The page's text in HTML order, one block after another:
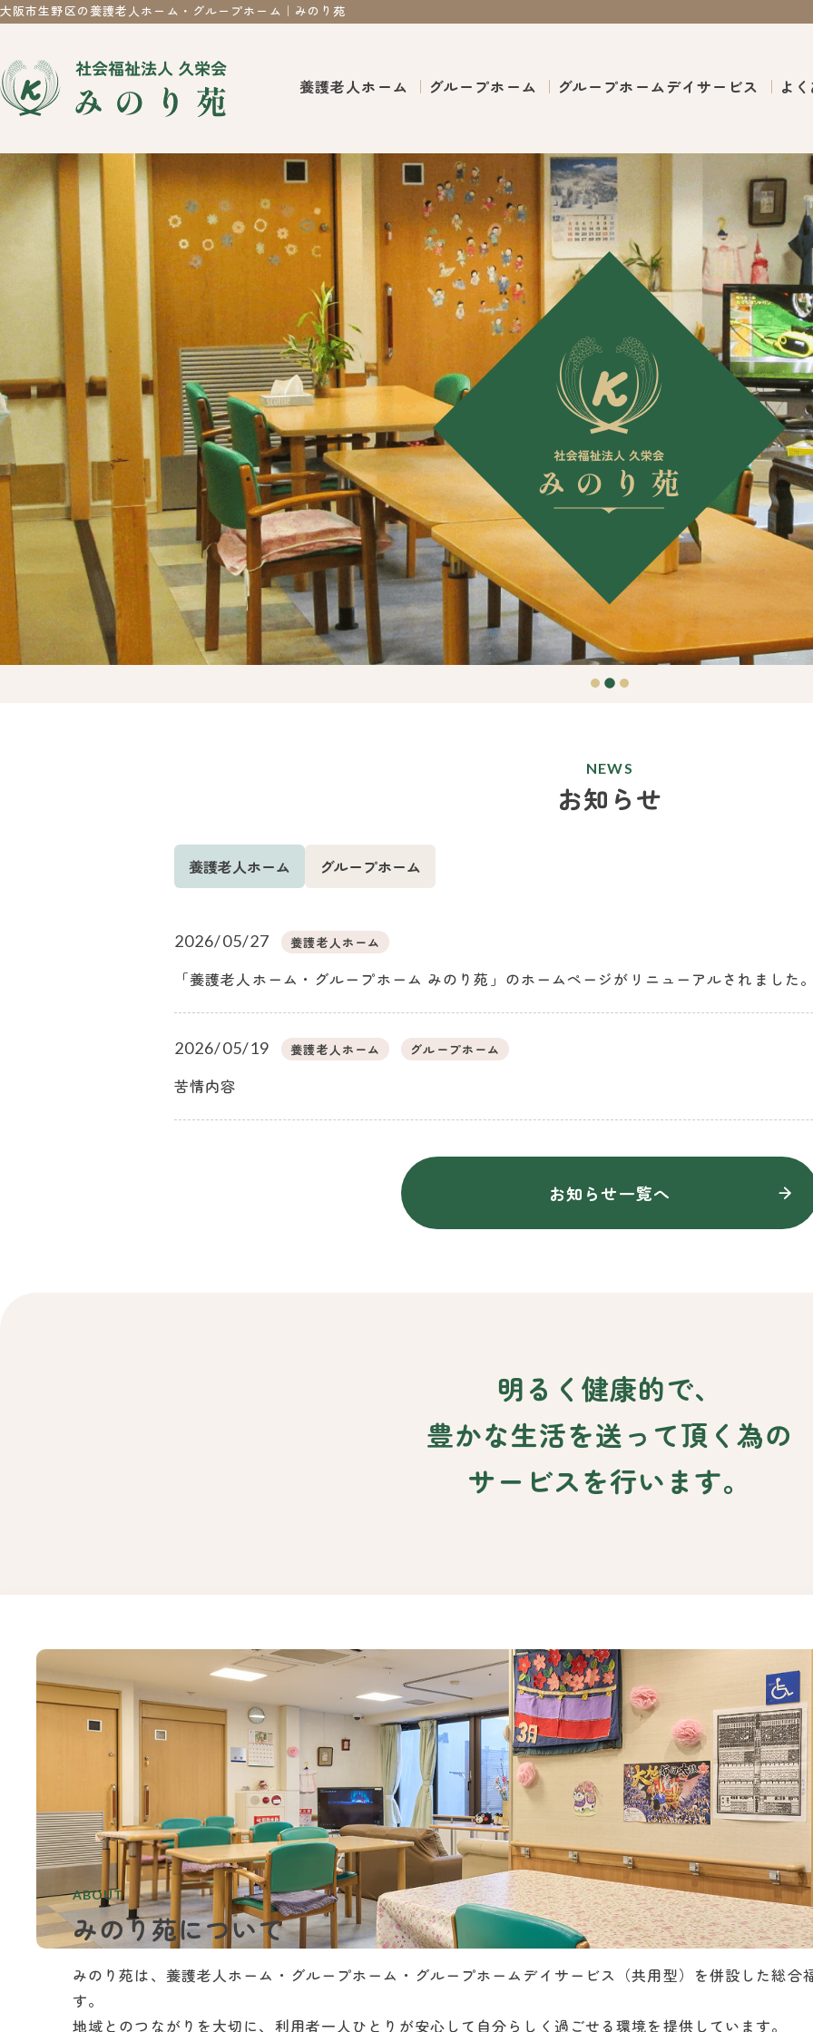
大阪市生野区の養護老人ホーム・グループホーム｜みのり苑
養護老人ホーム グループホーム グループホームデイサービス よ
NEWS
お知らせ
養護老人ホーム グループホーム
2026/05/27 養護老人ホーム
「養護老人ホーム・グループホーム みのり苑」のホームページがリニューアルされました
2026/05/19 養護老人ホーム グループホーム
苦情内容
お知らせ一覧へ
明るく健康的で、
豊かな生活を送って頂く為の
サービスを行います。
ABOUT
みのり苑について
みのり苑は、養護老人ホーム・グループホーム・グループホームデイサービス（共用型）を併設した総合
す。
地域とのつながりを大切に、利用者一人ひとりが安心して自分らしく過ごせる環境を提供しています。